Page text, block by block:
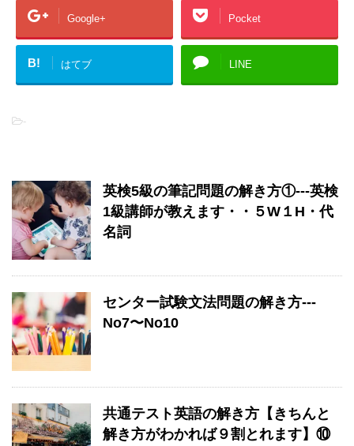
Google+ Pocket
B! はてブ LINE
-
英検5級の筆記問題の解き方①---英検
1級講師が教えます・・５W１H・代
名詞
センター試験文法問題の解き方---
No7〜No10
共通テスト英語の解き方【きちんと
解き方がわかれば９割とれます】⑩